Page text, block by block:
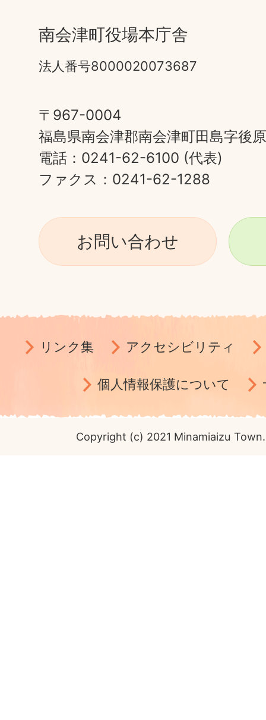
南会津町役場本庁舎
法人番号8000020073687
〒967-0004
福島県南会津郡南会津町田島字後
電話：0241-62-6100 (代表)
ファクス：0241-62-1288
お問い合わせ
リンク集 アクセシビリティ
個人情報保護について
Copyright (c) 2021 Minamiaizu